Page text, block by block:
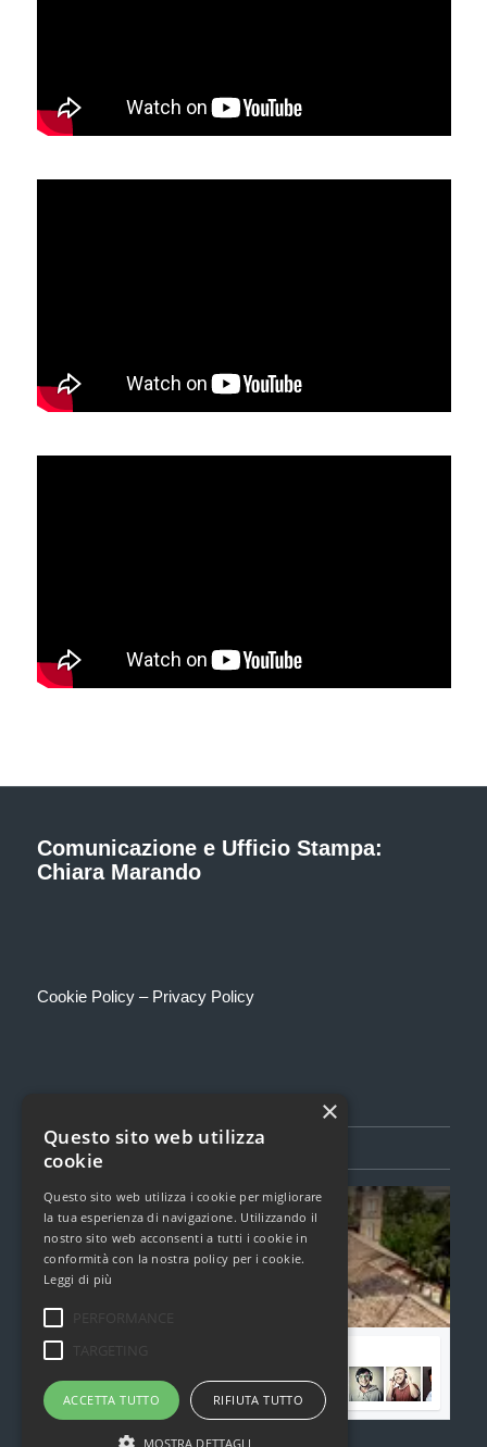
Comunicazione e Ufficio Stampa:
Chiara Marando
Cookie Policy– Privacy Policy
SEGUICI SU FACEBOOK
Torcualria Book Festival
1,6k Mi Piace
×
Questo sito web utilizza
cookie
Questo sito web utilizza i cookie per migliorare
la tua esperienza di navigazione. Utilizzando il
nostro sito web acconsenti a tutti i cookie in
conformità con la nostra policy per i cookie.
Leggi di più
ACCETTA TUTTO RIFIUTA TUTTO
MOSTRA DETTAGLI